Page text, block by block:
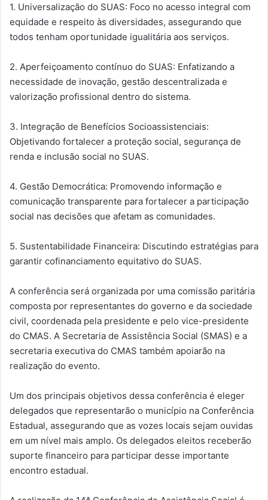
1. Universalização do SUAS: Foco no acesso integral com
equidade e respeito às diversidades, assegurando que
todos tenham oportunidade igualitária aos serviços.
2. Aperfeiçoamento contínuo do SUAS: Enfatizando a
necessidade de inovação, gestão descentralizada e
valorização profissional dentro do sistema.
3. Integração de Benefícios Socioassistenciais:
Objetivando fortalecer a proteção social, segurança de
renda e inclusão social no SUAS.
4. Gestão Democrática: Promovendo informação e
comunicação transparente para fortalecer a participação
social nas decisões que afetam as comunidades.
5. Sustentabilidade Financeira: Discutindo estratégias para
garantir cofinanciamento equitativo do SUAS.
A conferência será organizada por uma comissão paritária
composta por representantes do governo e da sociedade
civil, coordenada pela presidente e pelo vice-presidente
do CMAS. A Secretaria de Assistência Social (SMAS) e a
secretaria executiva do CMAS também apoiarão na
realização do evento.
Um dos principais objetivos dessa conferência é eleger
delegados que representarão o município na Conferência
Estadual, assegurando que as vozes locais sejam ouvidas
em um nível mais amplo. Os delegados eleitos receberão
suporte financeiro para participar desse importante
encontro estadual.